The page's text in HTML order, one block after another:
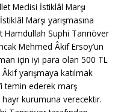
Meclisi İstiklâl Marşı
Marşı yarışmasına
Hamdullah Suphi Tanrıöver
Mehmed Âkif Ersoy’un
için iyi para olan 500 TL
yarışmaya katılmak
temin ederek marş
kurumuna verecektir.